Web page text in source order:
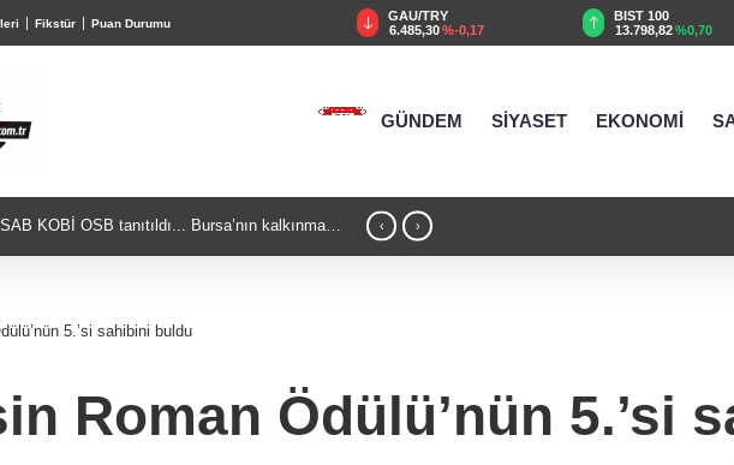
Fikstür Puan Durumu
BIST 100
13.798,82%0,70
USD
47,5876 %0,05
GÜNDEM SİYASET EKONOMİ
Darıca’ya Büyükşehir'den modern ulaşım yatırımı 21:04 - MGK'dan 8
‹ ›
5.’si sahibini buldu
Roman Ödülü’nün 5.’si